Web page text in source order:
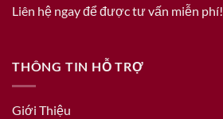
Liên hệ ngay để được tư vấn miễn phí!
THÔNG TIN HỖ TRỢ
Giới Thiệu